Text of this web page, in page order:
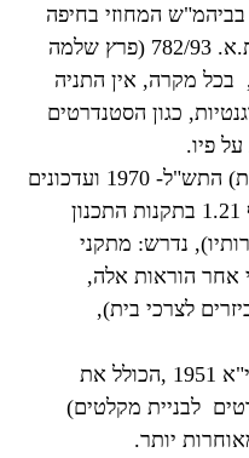
המחוזי בחיפה
בפני כבוד השופט ד"ר ד. ביין, בת.א. 782/93 (פרץ שלמה
בכל מקרה, אין התניה
כגון הסטנדרטים
פיו.
3. הוראות למתקני תברואה (הל"ת) התש"ל- 1970 ועדכונים
משנים מאוחרות יותר. ע"פ סעיף 1.21 בתקנות התכנון
נדרש: מתקני
אחר הוראות אלה,
לצרכי בית),
4. חוק ההתגוננות האזרחית, תשי"א 1951 ,הכולל את
לבניית מקלטים)